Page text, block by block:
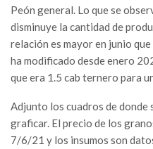
Peón general. Lo que se
disminuye la cantidad de
relación es mayor en junio
ha modificado desde enero
que era 1.5 cab ternero para
Adjunto los cuadros de donde
graficar. El precio de los
7/6/21 y los insumos son